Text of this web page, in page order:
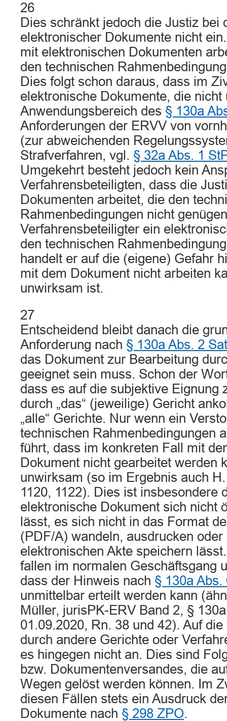
26
Dies schränkt jedoch die Justiz bei
elektronischer Dokumente nicht
mit elektronischen Dokumenten
den technischen
Dies folgt schon daraus, dass im
elektronische Dokumente, die nicht
Anwendungsbereich des § 130a
Anforderungen der ERVV von
(zur abweichenden
Strafverfahren, vgl. § 32a Abs. 1
Umgekehrt besteht jedoch kein
Verfahrensbeteiligten, dass die
Dokumenten arbeitet, die den
Rahmenbedingungen nicht
Verfahrensbeteiligter ein
den technischen
handelt er auf die (eigene) Gefahr
mit dem Dokument nicht arbeiten
unwirksam ist.
27
Entscheidend bleibt danach die
Anforderung nach § 130a Abs. 2
das Dokument zur Bearbeitung
geeignet sein muss. Schon der
dass es auf die subjektive Eignung
durch „das“ (jeweilige) Gericht
„alle“ Gerichte. Nur wenn ein
technischen Rahmenbedingungen
führt, dass im konkreten Fall mit
Dokument nicht gearbeitet werden
unwirksam (so im Ergebnis auch
1120, 1122). Dies ist insbesondere
elektronische Dokument sich nicht
lässt, es sich nicht in das Format
(PDF/A) wandeln, ausdrucken oder
elektronischen Akte speichern
fallen im normalen Geschäftsgang
dass der Hinweis nach § 130a Abs.
unmittelbar erteilt werden kann
Müller, jurisPK-ERV Band 2, §
01.09.2020, Rn. 38 und 42). Auf
durch andere Gerichte oder
es hingegen nicht an. Dies sind
bzw. Dokumentenversandes, die
Wegen gelöst werden können. Im
diesen Fällen stets ein Ausdruck
Dokumente nach § 298 ZPO.